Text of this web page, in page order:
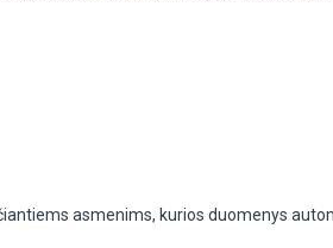
asmenims, kurios duomenys